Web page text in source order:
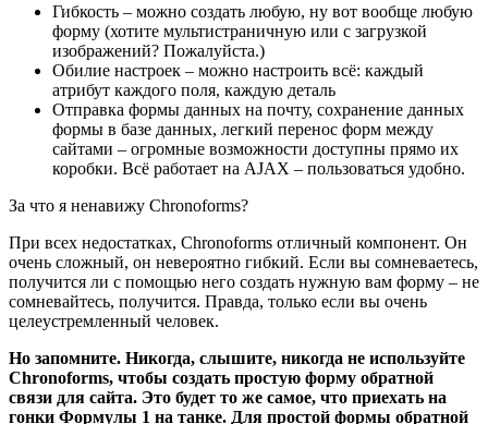
Гибкость – можно создать любую, ну вот вообще любую
форму (хотите мультистраничную или с загрузкой
изображений? Пожалуйста.)
Обилие настроек – можно настроить всё: каждый
атрибут каждого поля, каждую деталь
Отправка формы данных на почту, сохранение данных
формы в базе данных, легкий перенос форм между
сайтами – огромные возможности доступны прямо их
коробки. Всё работает на AJAX – пользоваться удобно.
За что я ненавижу Chronoforms?
При всех недостатках, Chronoforms отличный компонент. Он
очень сложный, он невероятно гибкий. Если вы сомневаетесь,
получится ли с помощью него создать нужную вам форму – не
сомневайтесь, получится. Правда, только если вы очень
целеустремленный человек.
Но запомните. Никогда, слышите, никогда не используйте
Chronoforms, чтобы создать простую форму обратной
связи для сайта. Это будет то же самое, что приехать на
гонки Формулы 1 на танке. Для простой формы обратной